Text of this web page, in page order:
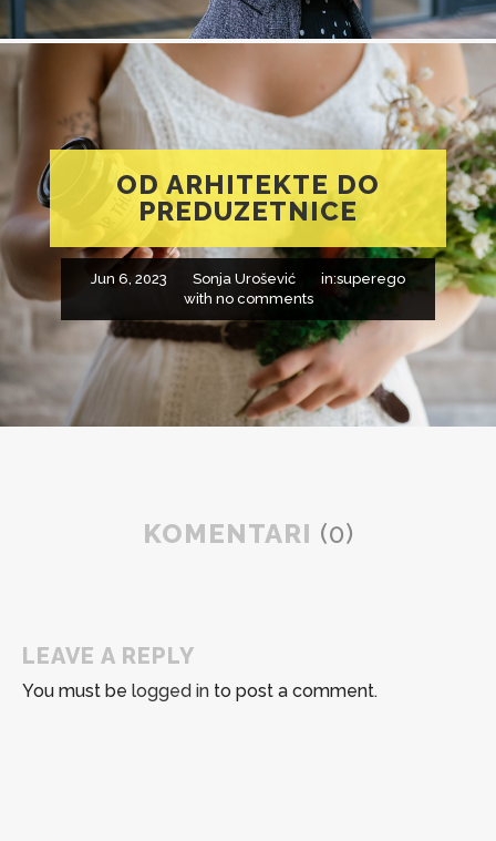
OD ARHITEKTE DO
PREDUZETNICE
Jun 6, 2023 Sonja Urošević in:superego
with no comments
KOMENTARI (0)
LEAVE A REPLY
You must be logged in to post a comment.